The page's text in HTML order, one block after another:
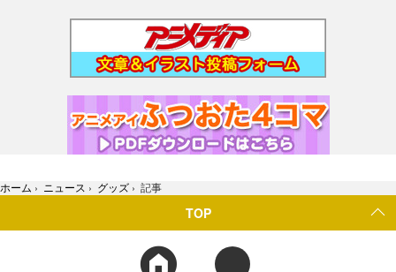
ホーム › ニュース › グッズ › 記事
TOP